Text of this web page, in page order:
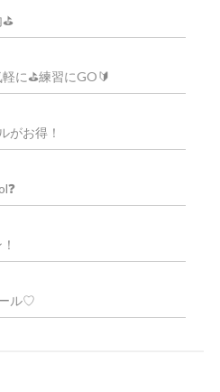
に⛳練習にGO🔰
がお得！
ル♡